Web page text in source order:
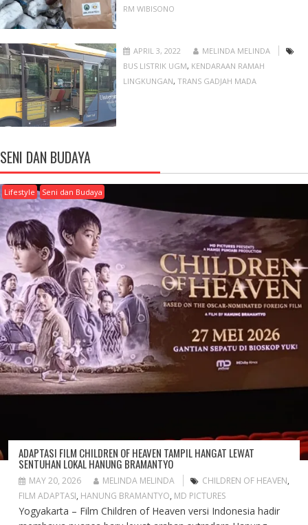
RM WIBISONO
APRIL 3, 2022
MELINDA MELINDA
BUS LISTRIK UGM, KENDARAAN RAMAH
LINGKUNGAN,TRANS GADJAH MADA
SENI DAN BUDAYA
Lifestyle Seni dan Budaya
ADAPTASI FILM CHILDREN OF HEAVEN TAMPIL HANGAT LEWAT
SENTUHAN LOKAL HANUNG BRAMANTYO
MAY 20, 2026 MELINDA MELINDA CHILDREN OF HEAVEN,
FILM ADAPTASI, HANUNG BRAMANTYO, MD PICTURES
Yogyakarta – Film Children of Heaven versi Indonesia hadir